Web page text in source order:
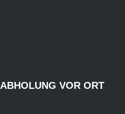
ABHOLUNG VOR ORT